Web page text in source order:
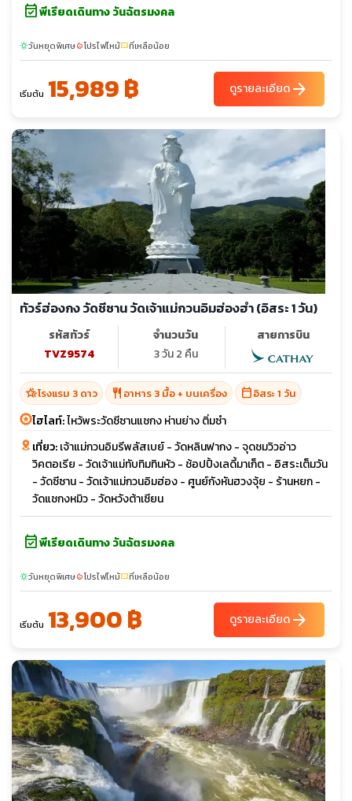
event_availableพีเรียดเดินทาง วันฉัตรมงคล
sunnyวันหยุดพิเศษlocal_fire_departmentโปรไฟไหม้confirmation_numberที่เหลือน้อย
เริ่มต้น 15,989 ฿ ดูรายละเอียดarrow_forward
ทัวร์ฮ่องกง วัดชีซาน วัดเจ้าแม่กวนอิมฮ่องฮำ (อิสระ 1 วัน)
รหัสทัวร์
TVZ9574
จำนวนวัน
3 วัน 2 คืน
สายการบิน
hotel_classโรงแรม 3 ดาว restaurant อาหาร 3 มื้อ + บนเครื่อง calendar_todayอิสระ 1 วัน
ไฮไลท์:ไหว้พระวัดซีซานแชกง ห่านย่าง ติ่มซำ
เที่ยว:เจ้าแม่กวนอิมรีพลัสเบย์ - วัดหลินฟากง - จุดชมวิวอ่าว
วิคตอเรีย - วัดเจ้าแม่ทับทิมทินหัว - ช้อปปิ้งเลดี้มาเก็ต - อิสระเต็มวัน
- วัดซีซาน - วัดเจ้าแม่กวนอิมฮ่อง - ศูนย์กังหันฮวงจุ้ย - ร้านหยก -
วัดแชกงหมิว - วัดหวังต้าเซียน
event_availableพีเรียดเดินทาง วันฉัตรมงคล
sunnyวันหยุดพิเศษlocal_fire_departmentโปรไฟไหม้confirmation_numberที่เหลือน้อย
เริ่มต้น 13,900 ฿ ดูรายละเอียดarrow_forward